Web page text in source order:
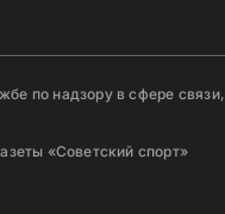
по надзору в сфере связи,
«Советский спорт»